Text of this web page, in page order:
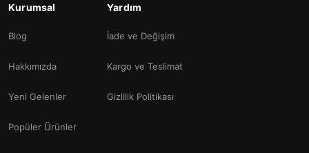
Kurumsal
Blog
Hakkımızda
Yeni Gelenler
Popüler Ürünler
Yardım
İade ve Değişim
Kargo ve Teslimat
Gizlilik Politikası